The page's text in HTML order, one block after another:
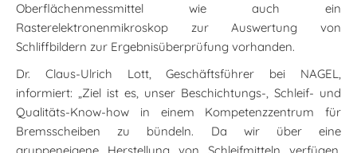
Oberflächenmessmittel wie auch ein
Rasterelektronenmikroskop zur Auswertung von
Schliffbildern zur Ergebnisüberprüfung vorhanden.
Dr. Claus-Ulrich Lott, Geschäftsführer bei NAGEL,
informiert: „Ziel ist es, unser Beschichtungs-, Schleif- und
Qualitäts-Know-how in einem Kompetenzzentrum für
Bremsscheiben zu bündeln. Da wir über eine